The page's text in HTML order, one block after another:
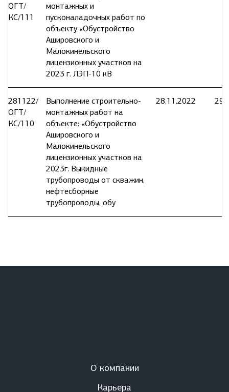
ОГТ/
КС/111
монтажных и
пусконаладочных работ по
объекту «Обустройство
Ашировского и
Малокинельского
лицензионных участков на
2023 г. ЛЭП-10 кВ
281122/
ОГТ/
КС/110
Выполнение строительно-
монтажных работ на
объекте: «Обустройство
Ашировского и
Малокинельского
лицензионных участков на
2023г. Выкидные
трубопроводы от скважин,
нефтесборные
трубопроводы, обу
28.11.2022
О компании
Карьера